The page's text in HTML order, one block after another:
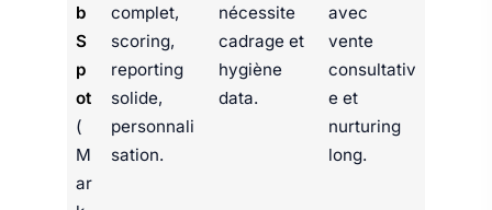
b
S
p
ot
(
M
ar
complet,
scoring,
reporting
solide,
personnali
sation.
nécessite
cadrage et
hygiène
data.
avec
vente
consultativ
e et
nurturing
long.